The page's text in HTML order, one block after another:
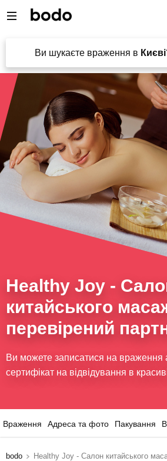
Ви шукаєте враження в Києві
Healthy Joy -
китайського
перевірений
Ви можете записатися на враження
сертифікат на відвідування в
Враження Адреса та фото Пакування
bodo Healthy Joy - Салон китайського